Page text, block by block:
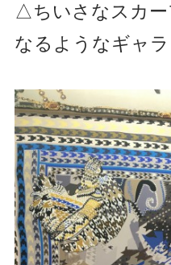
△ ちいさなスカ
なるようなギャラ